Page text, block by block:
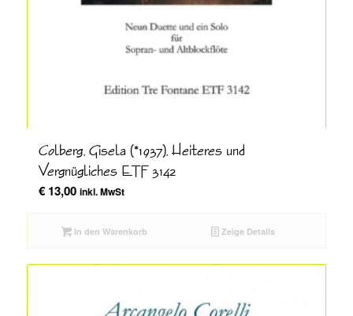
Colberg, Gisela (*1937), Heiteres und
Vergnügliches ETF 3142
€13,00 inkl. MwSt
In den Warenkorb Zeige Details